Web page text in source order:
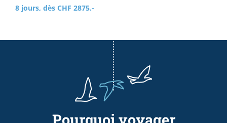
8 jours, dès CHF 2875.-